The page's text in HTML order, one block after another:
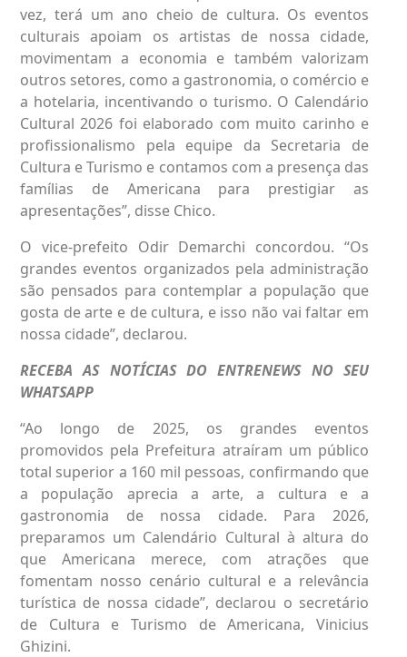
vez, terá um ano cheio de cultura. Os eventos
culturais apoiam os artistas de nossa cidade,
movimentam a economia e também valorizam
outros setores, como a gastronomia, o comércio e
a hotelaria, incentivando o turismo. O Calendário
Cultural 2026 foi elaborado com muito carinho e
profissionalismo pela equipe da Secretaria de
Cultura e Turismo e contamos com a presença das
famílias de Americana para prestigiar as
apresentações”, disse Chico.
O vice-prefeito Odir Demarchi concordou. “Os
grandes eventos organizados pela administração
são pensados para contemplar a população que
gosta de arte e de cultura, e isso não vai faltar em
nossa cidade”, declarou.
RECEBA AS NOTÍCIAS DO ENTRENEWS NO SEU
WHATSAPP
“Ao longo de 2025, os grandes eventos
promovidos pela Prefeitura atraíram um público
total superior a 160 mil pessoas, confirmando que
a população aprecia a arte, a cultura e a
gastronomia de nossa cidade. Para 2026,
preparamos um Calendário Cultural à altura do
que Americana merece, com atrações que
fomentam nosso cenário cultural e a relevância
turística de nossa cidade”, declarou o secretário
de Cultura e Turismo de Americana, Vinicius
Ghizini.